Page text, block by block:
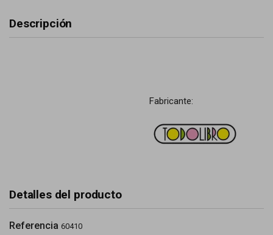
Descripción
Fabricante:
Detalles del producto
Referencia 60410